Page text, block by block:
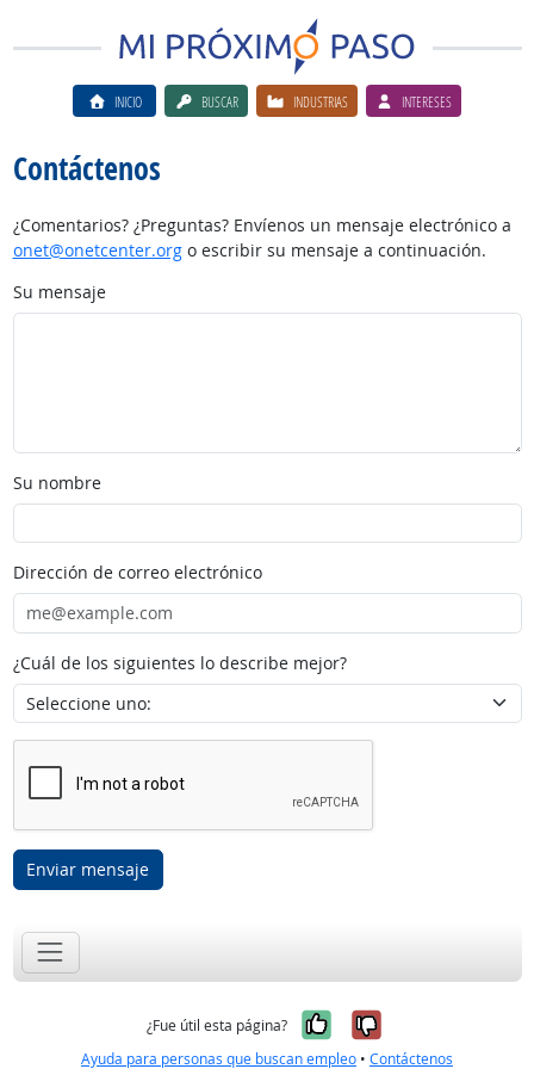
INICIO BUSCAR INDUSTRIAS INTERESES
Contáctenos
¿Comentarios? ¿Preguntas? Envíenos un mensaje electrónico a
onet@onetcenter.orgo escribir su mensaje a continuación.
Su mensaje
Su nombre
Dirección de correo electrónico
¿Cuál de los siguientes lo describe mejor?
Enviar mensaje
¿Fue útil esta página? Sí, fue útil
No, no fue
Ayuda para personas que buscan empleo • Contáctenos